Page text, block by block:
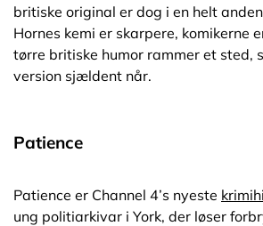
britiske original er dog i en helt
Hornes kemi er skarpere, komikerne
tørre britiske humor rammer et sted,
version sjældent når.
Patience
Patience er Channel 4’s nyeste
ung politiarkivar i York, der løser